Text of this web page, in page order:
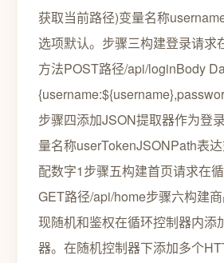
获取当前路径)变量名称
选项默认。步骤三构建登录请求
方法POST路径/api/loginBody
步骤四添加JSON提取器作为登
量名称userTokenJSONPath表
配数字1步骤五构建首页请求在
GET路径/api/home步骤六构建
现随机和鉴权在循环控制器内添
器。在随机控制器下添加多个